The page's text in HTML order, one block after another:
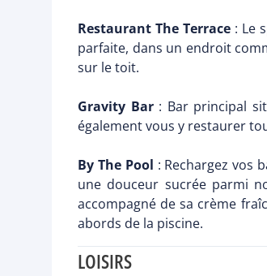
Restaurant The Terrace: Le
parfaite, dans un endroit
sur le toit.
Gravity Bar : Bar principal
également vous y restaurer
By The Pool : Rechargez vos
une douceur sucrée parmi
accompagné de sa crème
abords de la piscine.
LOISIRS